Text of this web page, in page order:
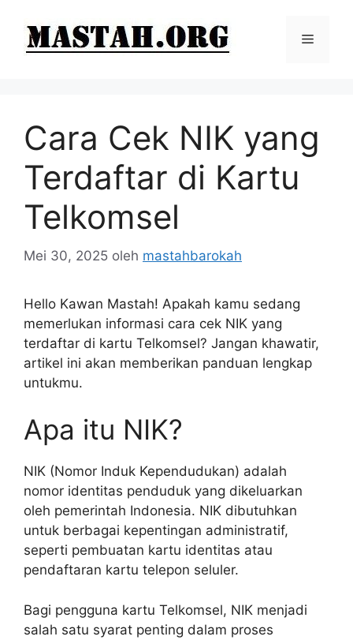
Menu
Cara Cek NIK yang
Terdaftar di Kartu
Telkomsel
Mei 30, 2025 oleh mastahbarokah
Hello Kawan Mastah! Apakah kamu sedang
memerlukan informasi cara cek NIK yang
terdaftar di kartu Telkomsel? Jangan khawatir,
artikel ini akan memberikan panduan lengkap
untukmu.
Apa itu NIK?
NIK (Nomor Induk Kependudukan) adalah
nomor identitas penduduk yang dikeluarkan
oleh pemerintah Indonesia. NIK dibutuhkan
untuk berbagai kepentingan administratif,
seperti pembuatan kartu identitas atau
pendaftaran kartu telepon seluler.
Bagi pengguna kartu Telkomsel, NIK menjadi
salah satu syarat penting dalam proses